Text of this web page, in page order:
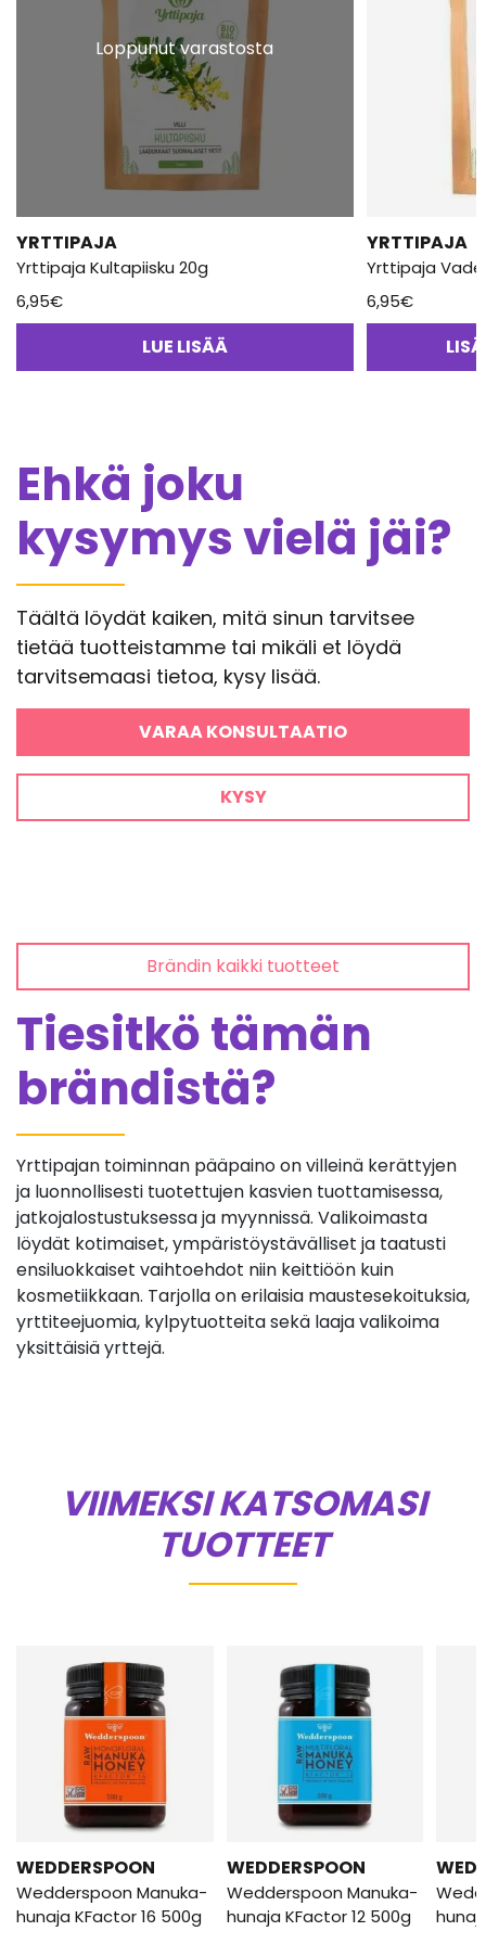
Loppunut varastosta
YRTTIPAJA
Yrttipaja Kultapiisku 20g
6,95€
LUE LISÄÄ
YRTTIPAJA
Yrttipaja
6,95€
Ehkä joku
kysymys vielä jäi?
Täältä löydät kaiken, mitä sinun tarvitsee
tietää tuotteistamme tai mikäli et löydä
tarvitsemaasi tietoa, kysy lisää.
VARAA KONSULTAATIO
KYSY
Brändin kaikki tuotteet
Tiesitkö tämän
brändistä?
Yrttipajan toiminnan pääpaino on villeinä kerättyjen
ja luonnollisesti tuotettujen kasvien tuottamisessa,
jatkojalostustuksessa ja myynnissä. Valikoimasta
löydät kotimaiset, ympäristöystävälliset ja taatusti
ensiluokkaiset vaihtoehdot niin keittiöön kuin
kosmetiikkaan. Tarjolla on erilaisia maustesekoituksia,
yrttiteejuomia, kylpytuotteita sekä laaja valikoima
yksittäisiä yrttejä.
VIIMEKSI KATSOMASI
TUOTTEET
WEDDERSPOON
Wedderspoon Manuka-
hunaja KFactor 16 500g
WEDDERSPOON
Wedderspoon Manuka-
hunaja KFactor 12 500g